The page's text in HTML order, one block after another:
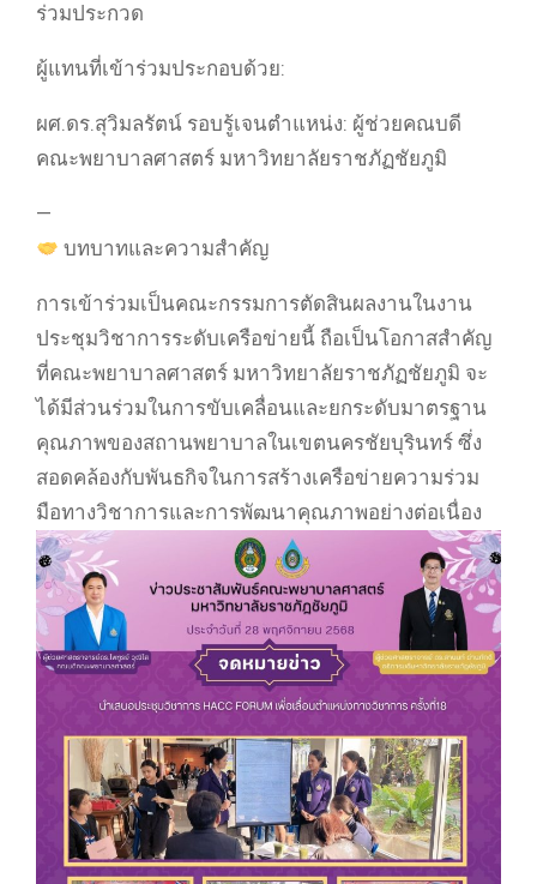
ร่วมประกวด
ผู้แทนที่เข้าร่วมประกอบด้วย:
ผศ.ดร.สุวิมลรัตน์ รอบรู้เจนตำแหน่ง: ผู้ช่วยคณบดี
คณะพยาบาลศาสตร์ มหาวิทยาลัยราชภัฏชัยภูมิ
—
บทบาทและความสำคัญ
การเข้าร่วมเป็นคณะกรรมการตัดสินผลงานในงาน
ประชุมวิชาการระดับเครือข่ายนี้ ถือเป็นโอกาสสำคัญ
ที่คณะพยาบาลศาสตร์ มหาวิทยาลัยราชภัฏชัยภูมิ จะ
ได้มีส่วนร่วมในการขับเคลื่อนและยกระดับมาตรฐาน
คุณภาพของสถานพยาบาลในเขตนครชัยบุรินทร์ ซึ่ง
สอดคล้องกับพันธกิจในการสร้างเครือข่ายความร่วม
มือทางวิชาการและการพัฒนาคุณภาพอย่างต่อเนื่อง